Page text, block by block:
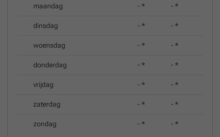
maandag - * - *
dinsdag - * - *
woensdag - * - *
donderdag - * - *
vrijdag - * - *
zaterdag - * - *
zondag - * - *